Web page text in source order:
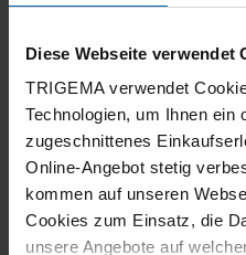
Diese Webseite verwendet
TRIGEMA verwendet
Technologien, um Ihnen ein
zugeschnittenes
Online-Angebot stetig
kommen auf unseren
Cookies zum Einsatz, die
unsere Angebote auf
+26
Polo-Shirt DELUXE Piqué